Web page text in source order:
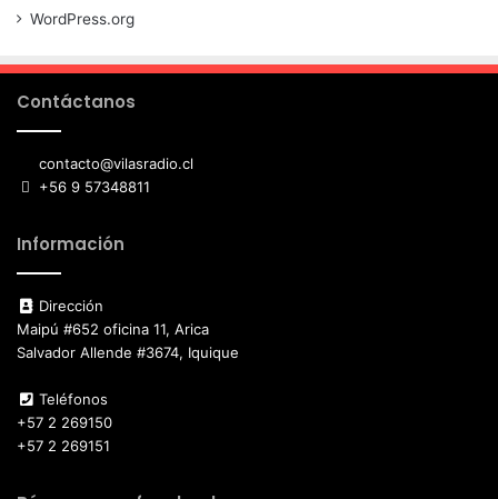
WordPress.org
Contáctanos
contacto@vilasradio.cl
+56 9 57348811
Información
Dirección
Maipú #652 oficina 11, Arica
Salvador Allende #3674, Iquique
Teléfonos
+57 2 269150
+57 2 269151